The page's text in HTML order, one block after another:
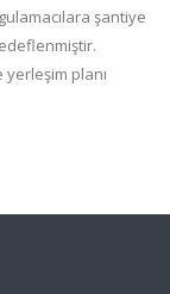
şantiye
planı